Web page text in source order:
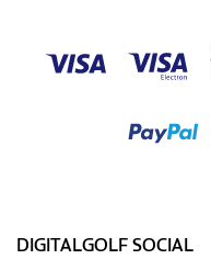
DIGITALGOLF SOCIAL